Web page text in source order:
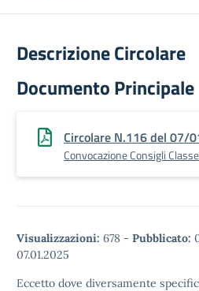
Descrizione Circolare
Documento Principale
Circolare N.116 del 07/
Convocazione Consigli
Visualizzazioni: 678 - Pubblicato:
07.01.2025
Eccetto dove diversamente